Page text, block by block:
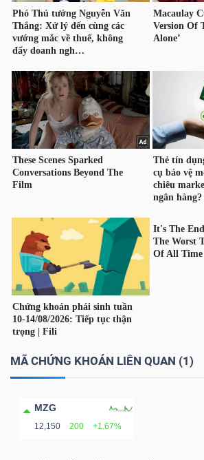
MÃ CHỨNG KHOÁN LIÊN QUAN (1)
MZG
12,150 200 +1.67%
vụ
(-)
Đào
tạo
Sách
Công
cụ
đầu